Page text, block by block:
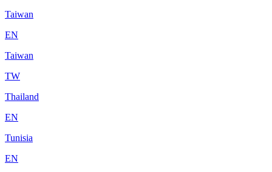
Taiwan
EN
Taiwan
TW
Thailand
EN
Tunisia
EN